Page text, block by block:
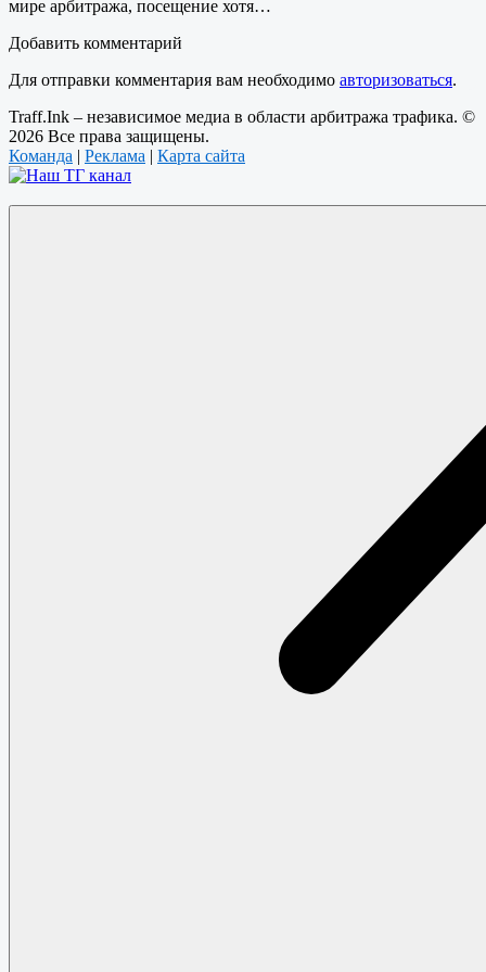
мире арбитража, посещение хотя…
Добавить комментарий
Для отправки комментария вам необходимо авторизоваться.
Traff.Ink – независимое медиа в области арбитража трафика. ©
2026 Все права защищены.
Команда | Реклама | Карта сайта